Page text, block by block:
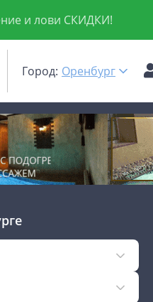
и лови СКИДКИ!
Город: Оренбург